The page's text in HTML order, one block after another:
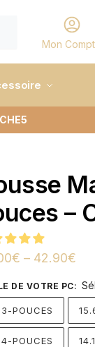
Mon
–
€ – 42.90€
DE VOTRE PC:
POUCES
POUCES